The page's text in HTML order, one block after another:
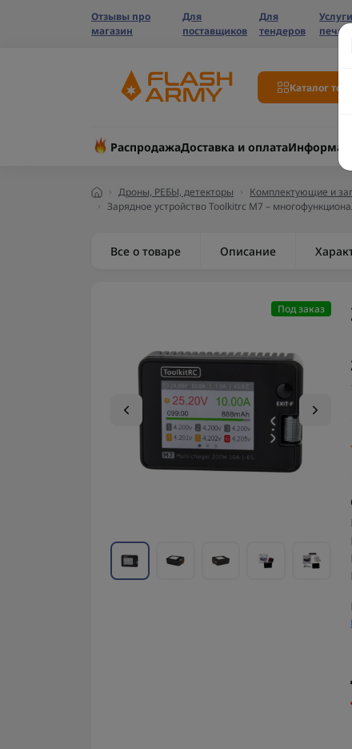
Отзывы про
магазин
Для
поставщиков
Для
тендеров
печати
Каталог
РаспродажаДоставка и оплата
Дроны, РЕБЫ, детекторы Комплектующие и
Зарядное устройство Toolkitrc M7 –
Все о товаре Описание
Под заказ